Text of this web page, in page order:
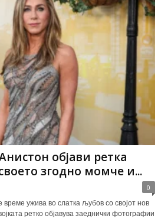
објави ретка
згодно момче и...
0
ужива во слатка љубов со својот нов
ретко објавува заеднички фотографии